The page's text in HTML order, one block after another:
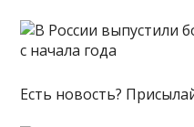
Есть новость?